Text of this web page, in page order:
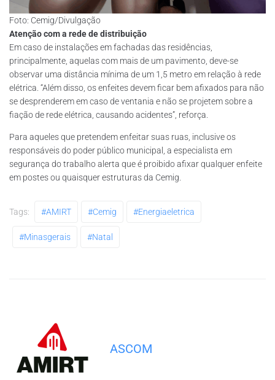
Foto: Cemig/Divulgação
Atenção com a rede de distribuição
Em caso de instalações em fachadas das residências,
principalmente, aquelas com mais de um pavimento, deve-se
observar uma distância mínima de um 1,5 metro em relação à rede
elétrica. “Além disso, os enfeites devem ficar bem afixados para não
se desprenderem em caso de ventania e não se projetem sobre a
fiação de rede elétrica, causando acidentes”, reforça.
Para aqueles que pretendem enfeitar suas ruas, inclusive os
responsáveis do poder público municipal, a especialista em
segurança do trabalho alerta que é proibido afixar qualquer enfeite
em postes ou quaisquer estruturas da Cemig.
Tags: #AMIRT #Cemig #energiaeletrica
#minasgerais #natal
ASCOM